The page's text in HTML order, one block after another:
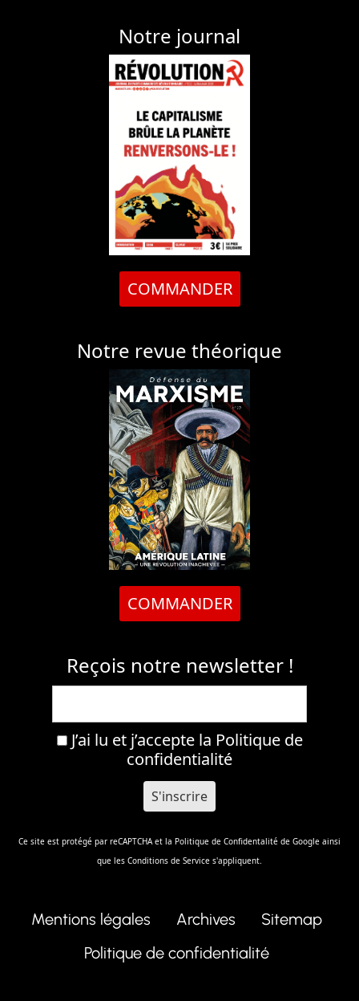
Notre journal
COMMANDER
Notre revue théorique
COMMANDER
Reçois notre newsletter !
J’ai lu et j’accepte la Politique de
confidentialité
Ce site est protégé par reCAPTCHA et la Politique de Confidentalité de Google ainsi
que les Conditions de Service s'appliquent.
Mentions légales Archives
Sitemap
Politique de confidentialité